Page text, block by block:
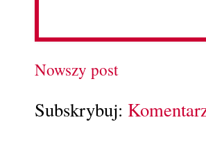
Nowszy post
Subskrybuj: